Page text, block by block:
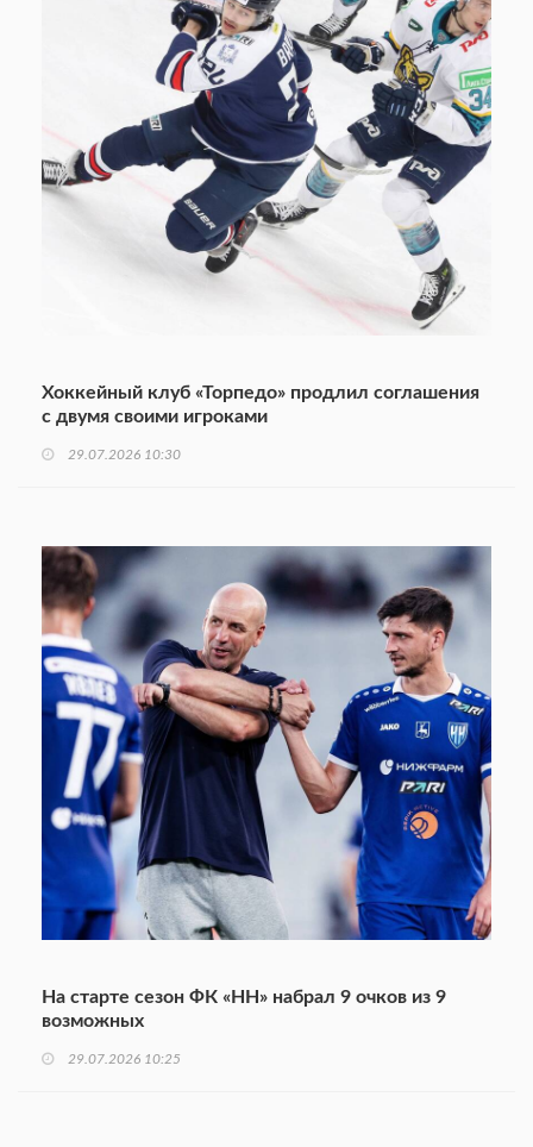
Хоккейный клуб «Торпедо» продлил соглашения
с двумя своими игроками
29.07.2026 10:30
На старте сезон ФК «НН» набрал 9 очков из 9
возможных
29.07.2026 10:25